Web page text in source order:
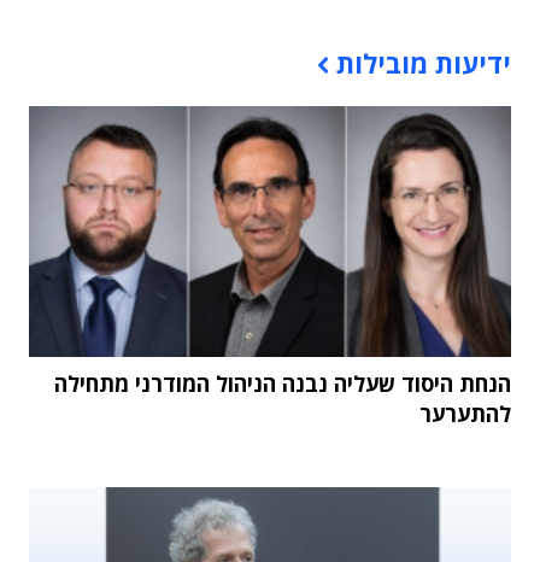
ידיעות מובילות
הנחת היסוד שעליה נבנה הניהול המודרני מתחילה
להתערער